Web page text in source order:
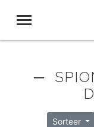
─
Sorteer